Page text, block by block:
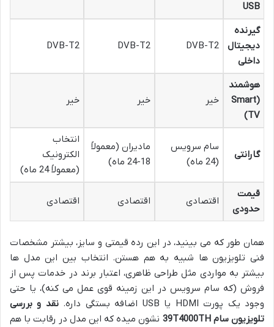
USB
گیرنده
دیجیتال
داخلی
DVB-T2
DVB-T2
DVB-T2
هوشمند
(Smart
TV)
خیر خیر خیر
گارانتی
سام سرویس
(24 ماه)
مادیران (معمولاً
18-24 ماه)
انتخاب
الکترونیک
(معمولاً 24 ماه)
قیمت
حدودی
اقتصادی اقتصادی اقتصادی
همان طور که می بینید، در این رده قیمتی و سایز، بیشتر مشخصات
فنی تلویزیون ها شبیه به هم هستن. انتخاب بین این مدل ها
بیشتر به مواردی مثل طراحی ظاهری، اعتبار برند در خدمات پس از
فروش (که سام سرویس در این زمینه قوی عمل می کنه)، یا حتی
وجود یک پورت HDMI یا USB اضافه بستگی داره.
نقد و بررسی
تلویزیون سام 39T4000TH
نشون میده که این مدل در رقابت با هم